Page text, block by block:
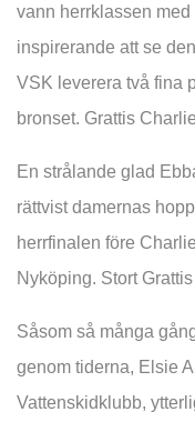
vann herrklassen
inspirerande att se
VSK leverera två fina
bronset. Grattis
En strålande glad
rättvist damernas
herrfinalen före
Nyköping. Stort
Såsom så många
genom tiderna, Elsie
Vattenskidklubb,